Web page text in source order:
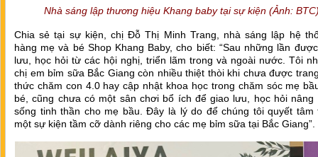
Nhà sáng lập thương hiệu Khang baby tại sự kiện (Ảnh:
Chia sẻ tại sự kiện, chị Đỗ Thị Minh Trang, nhà sáng lập hệ
hàng mẹ và bé Shop Khang Baby, cho biết: “Sau những lần
lưu, học hỏi từ các hội nghị, triển lãm trong và ngoài nước. Tôi
chị em bỉm sữa Bắc Giang còn nhiều thiệt thòi khi chưa được
thức chăm con 4.0 hay cập nhật khoa học trong chăm sóc mẹ
bé, cũng chưa có một sân chơi bổ ích để giao lưu, học hỏi nâng
sống tinh thần cho mẹ bầu. Đây là lý do để chúng tôi quyết tâm
một sự kiện tầm cỡ dành riêng cho các mẹ bỉm sữa tại Bắc Giang”.